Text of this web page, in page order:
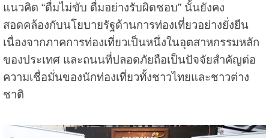
แนวคิด “ดื่มไม่ขับ ดื่มอย่างรับผิดชอบ” นั้นยังคง
สอดคล้องกับนโยบายรัฐด้านการท่องเที่ยวอย่างยั่งยืน
เนื่องจากภาคการท่องเที่ยวเป็นหนึ่งในอุตสาหกรรมหลัก
ของประเทศ และถนนที่ปลอดภัยถือเป็นปัจจัยสำคัญต่อ
ความเชื่อมั่นของนักท่องเที่ยวทั้งชาวไทยและชาวต่าง
ชาติ